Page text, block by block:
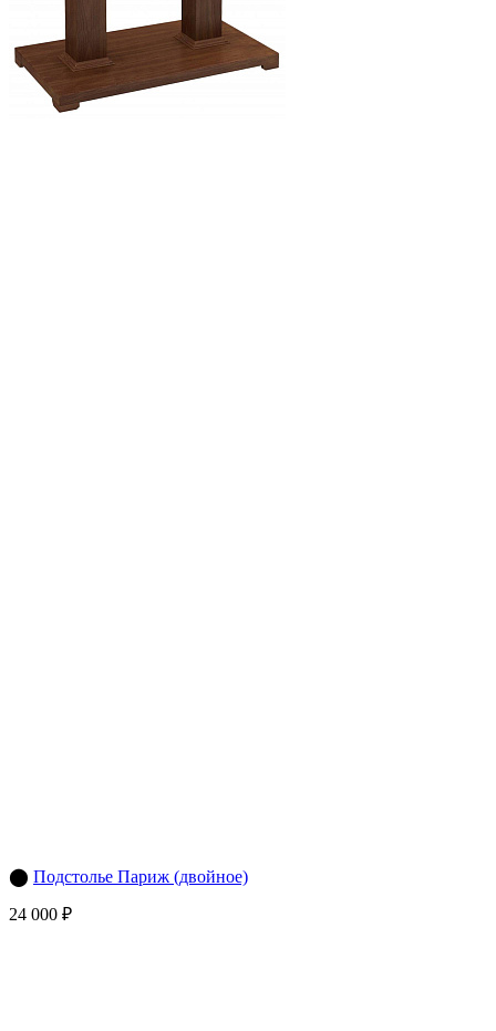
⬤ Подстолье Париж (двойное)
24 000 ₽